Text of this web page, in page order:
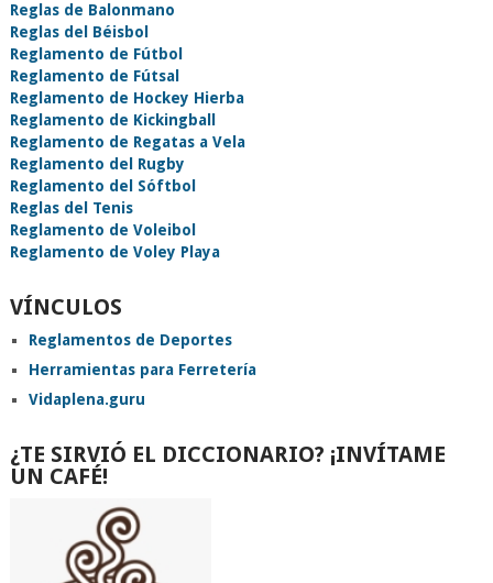
Reglas de Balonmano
Reglas del Béisbol
Reglamento de Fútbol
Reglamento de Fútsal
Reglamento de Hockey Hierba
Reglamento de Kickingball
Reglamento de Regatas a Vela
Reglamento del Rugby
Reglamento del Sóftbol
Reglas del Tenis
Reglamento de Voleibol
Reglamento de Voley Playa
VÍNCULOS
Reglamentos de Deportes
Herramientas para Ferretería
Vidaplena.guru
¿TE SIRVIÓ EL DICCIONARIO? ¡INVÍTAME
UN CAFÉ!